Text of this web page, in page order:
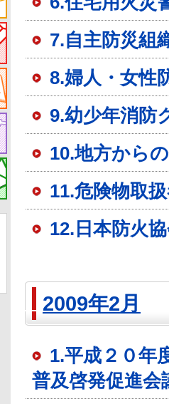
7.自主防災組
8.婦人・女性
9.幼少年消防
10.地方から
11.危険物取
12.日本防火
2009年2月
1.平成２０年
普及啓発促進会